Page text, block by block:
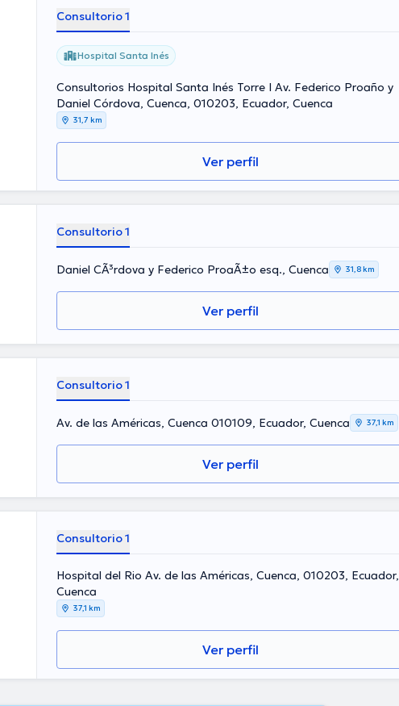
Consultorio 1
Hospital Santa Inés
Consultorios Hospital Santa Inés Torre I Av. Federico Proaño y
Daniel Córdova, Cuenca, 010203, Ecuador, Cuenca
31,7 km
Ver perfil
Consultorio 1
Daniel CÃ³rdova y Federico ProaÃ±o esq., Cuenca 31,8 km
Ver perfil
Consultorio 1
Av. de las Américas, Cuenca 010109, Ecuador, Cuenca 37,1 km
Ver perfil
Consultorio 1
Hospital del Rio Av. de las Américas, Cuenca, 010203, Ecuador,
Cuenca
37,1 km
Ver perfil